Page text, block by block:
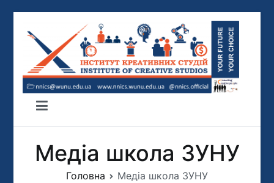
вмісту
ІНСТИТУТ КРЕАТИВНИХ СТУДІЙ
ННІКС
Медіа школа ЗУНУ
Головна Медіа школа ЗУНУ